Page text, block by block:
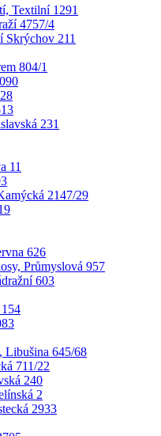
Textilní 1291
4757/4
Skrýchov 211
804/1
231
11
2147/29
626
Průmyslová 957
603
Libušina 645/68
711/22
240
2
2933